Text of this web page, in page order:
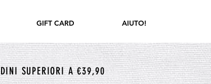
GIFT CARD AIUTO!
SUPERIORI A €39,90